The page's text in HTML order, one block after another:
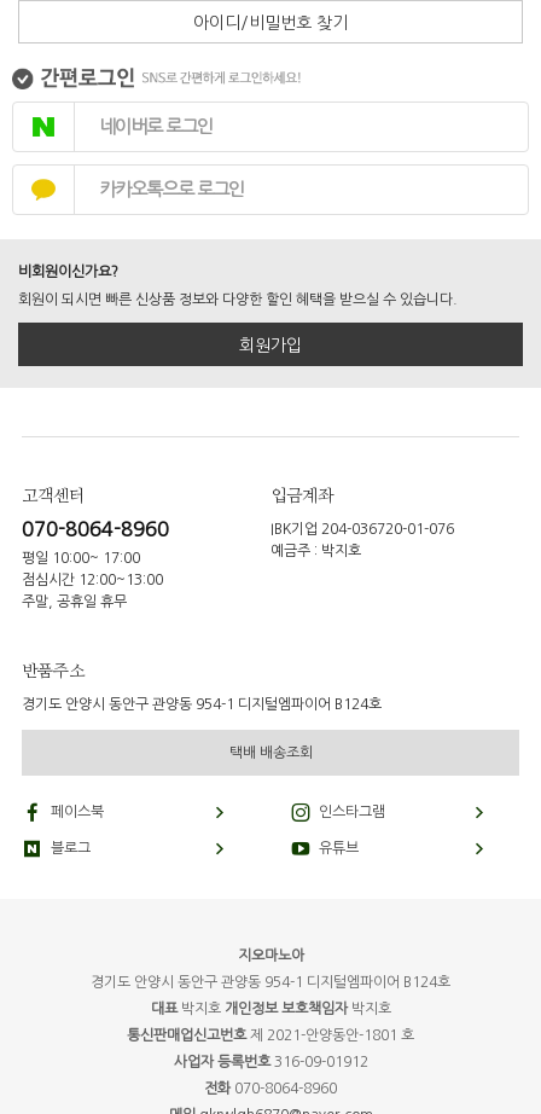
아이디/비밀번호 찾기
네이버로 로그인
카카오톡으로 로그인
비회원이신가요?
회원이 되시면 빠른 신상품 정보와 다양한 할인 혜택을 받으실 수 있습니다.
회원가입
고객센터
070-8064-8960
평일 10:00~ 17:00
점심시간 12:00~13:00
주말, 공휴일 휴무
입금계좌
IBK기업 204-036720-01-076
예금주 : 박지호
반품주소
경기도 안양시 동안구 관양동 954-1 디지털엠파이어 B124호
택배 배송조회
페이스북 인스타그램
블로그 유튜브
지오마노아
경기도 안양시 동안구 관양동 954-1 디지털엠파이어 B124호
대표박지호 개인정보 보호책임자박지호
통신판매업신고번호제 2021-안양동안-1801 호
사업자 등록번호316-09-01912
전화 070-8064-8960